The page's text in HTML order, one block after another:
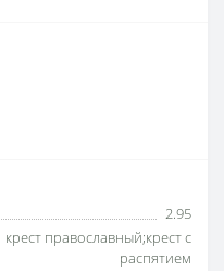
2.95
крест православный;крест с
распятием